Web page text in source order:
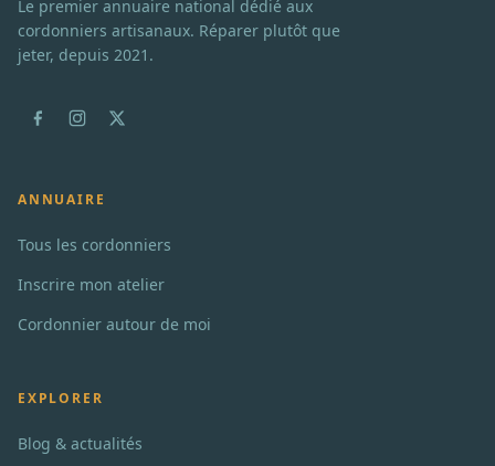
Le premier annuaire national dédié aux
cordonniers artisanaux. Réparer plutôt que
jeter, depuis 2021.
ANNUAIRE
Tous les cordonniers
Inscrire mon atelier
Cordonnier autour de moi
EXPLORER
Blog & actualités